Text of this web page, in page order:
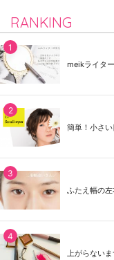
RANKING
meikライタ
簡単！小さ
ふたえ幅の左
上がらない